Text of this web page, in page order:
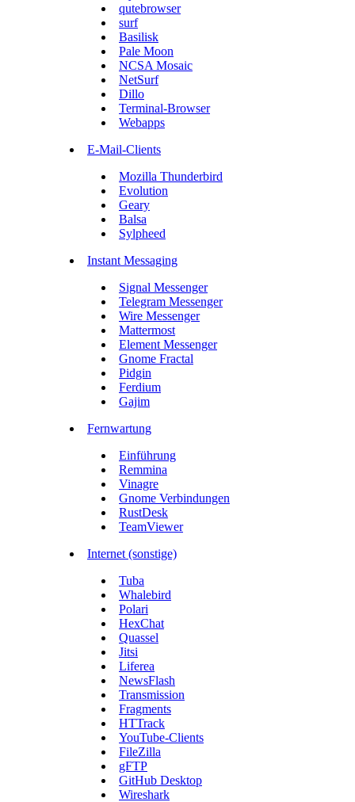
qutebrowser
surf
Basilisk
Pale Moon
NCSA Mosaic
NetSurf
Dillo
Terminal-Browser
Webapps
E-Mail-Clients
Mozilla Thunderbird
Evolution
Geary
Balsa
Sylpheed
Instant Messaging
Signal Messenger
Telegram Messenger
Wire Messenger
Mattermost
Element Messenger
Gnome Fractal
Pidgin
Ferdium
Gajim
Fernwartung
Einführung
Remmina
Vinagre
Gnome Verbindungen
RustDesk
TeamViewer
Internet (sonstige)
Tuba
Whalebird
Polari
HexChat
Quassel
Jitsi
Liferea
NewsFlash
Transmission
Fragments
HTTrack
YouTube-Clients
FileZilla
gFTP
GitHub Desktop
Wireshark